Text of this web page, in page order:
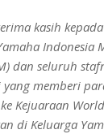
kasih
Indonesia
dan seluruh
memberi
Kejuaraan
di Keluarga